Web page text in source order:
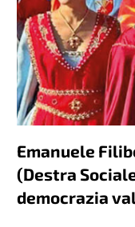
Emanuele
(Destra
democrazia